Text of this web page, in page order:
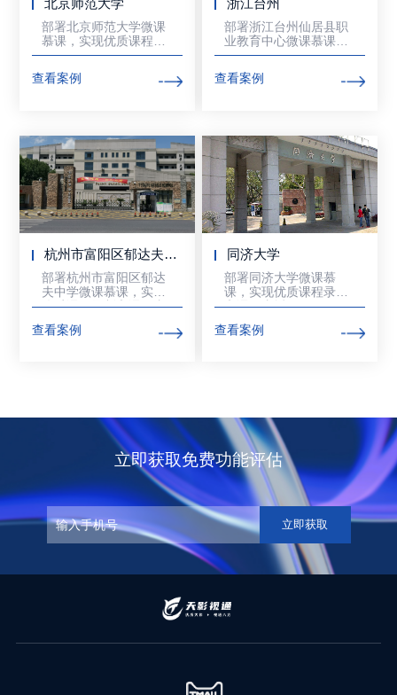
部署北京师范大学微课
慕课，实现优质课程录
制和课程直播
查看案例
部署浙江台州仙居县职
业教育中心微课慕课，
实现优质课程录制和课
程直播
查看案例
杭州市富阳区郁达夫中学
部署杭州市富阳区郁达
夫中学微课慕课，实现
优质课程录制和课程直
播
查看案例
同济大学
部署同济大学微课慕
课，实现优质课程录制
和课程直播
查看案例
立即获取免费功能评估